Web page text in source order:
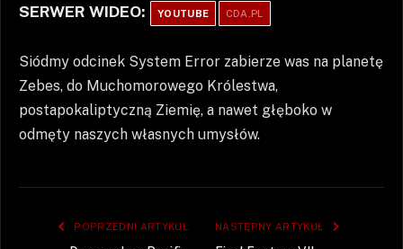
SERWER WIDEO: YOUTUBE CDA.PL
Siódmy odcinek System Error zabierze was na planetę
Zebes, do Muchomorowego Królestwa,
postapokaliptyczną Ziemię, a nawet głęboko w
odmęty naszych własnych umysłów.
POPRZEDNI ARTYKUŁ NASTĘPNY ARTYKUŁ